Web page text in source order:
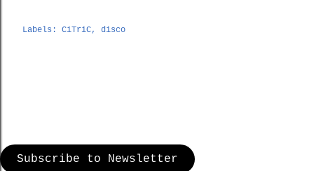
Labels: CiTriC disco
Subscribe to Newsletter